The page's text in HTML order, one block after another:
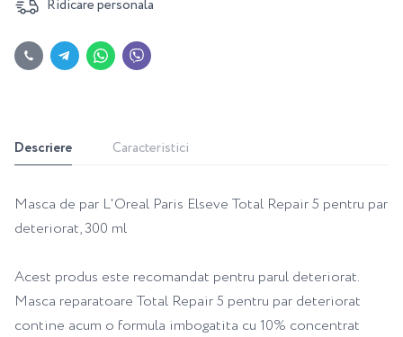
Ridicare personala
Descriere Caracteristici
Masca de par L'Oreal Paris Elseve Total Repair 5 pentru par
deteriorat, 300 ml
Acest produs este recomandat pentru parul deteriorat.
Masca reparatoare Total Repair 5 pentru par deteriorat
contine acum o formula imbogatita cu 10% concentrat